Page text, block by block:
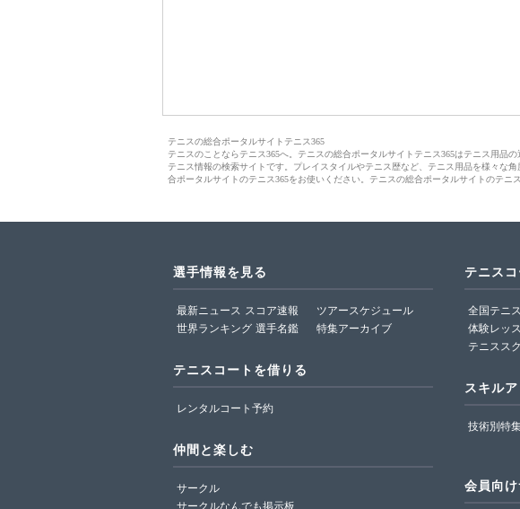
テニスの総合ポータルサイトテニス365
テニスのことならテニス365へ。テニスの総合ポータルサイトテニス365はテニス用品
テニス情報の検索サイトです。プレイスタイルやテニス歴など、テニス用品を様々な
合ポータルサイトのテニス365をお使いください。テニスの総合ポータルサイトのテニ
選手情報を見る
最新ニュース スコア速報
世界ランキング 選手名鑑
ツアースケジュール
特集アーカイブ
テニスコートを借りる
レンタルコート予約
仲間と楽しむ
サークル
サークルなんでも掲示板
テニス
全国テニ
体験レッ
テニスス
スキル
技術別特
会員向